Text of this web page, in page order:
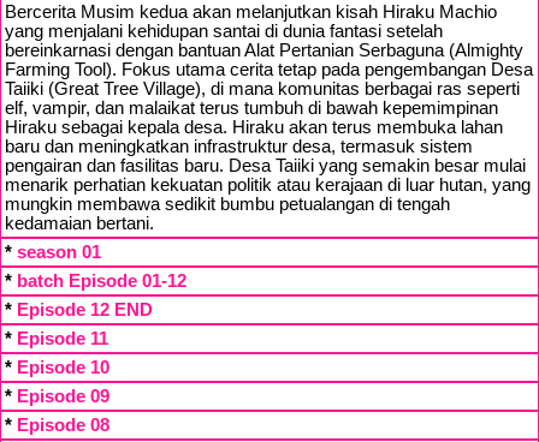
Bercerita Musim kedua akan melanjutkan kisah Hiraku Machio
yang menjalani kehidupan santai di dunia fantasi setelah
bereinkarnasi dengan bantuan Alat Pertanian Serbaguna (Almighty
Farming Tool). Fokus utama cerita tetap pada pengembangan Desa
Taiiki (Great Tree Village), di mana komunitas berbagai ras seperti
elf, vampir, dan malaikat terus tumbuh di bawah kepemimpinan
Hiraku sebagai kepala desa. Hiraku akan terus membuka lahan
baru dan meningkatkan infrastruktur desa, termasuk sistem
pengairan dan fasilitas baru. Desa Taiiki yang semakin besar mulai
menarik perhatian kekuatan politik atau kerajaan di luar hutan, yang
mungkin membawa sedikit bumbu petualangan di tengah
kedamaian bertani.
* season 01
* batch Episode 01-12
* Episode 12 END
* Episode 11
* Episode 10
* Episode 09
* Episode 08